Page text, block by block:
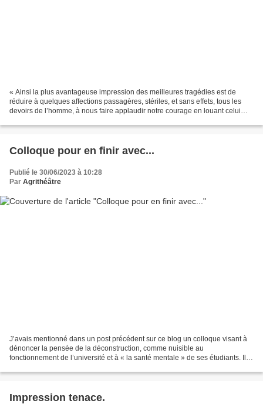
« Ainsi la plus avantageuse impression des meilleures tragédies est de
réduire à quelques affections passagères, stériles, et sans effets, tous les
devoirs de l’homme, à nous faire applaudir notre courage en louant celui
Colloque pour en finir avec...
Publié le 30/06/2023 à 10:28
Par Agrithéâtre
J’avais mentionné dans un post précédent sur ce blog un colloque visant à
dénoncer la pensée de la déconstruction, comme nuisible au
fonctionnement de l’université et à « la santé mentale » de ses étudiants. Il
Impression tenace.